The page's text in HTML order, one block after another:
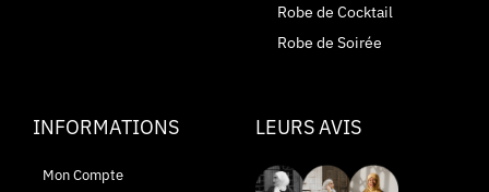
Robe de Cocktail
Robe de Soirée
INFORMATIONS
Mon Compte
LEURS AVIS